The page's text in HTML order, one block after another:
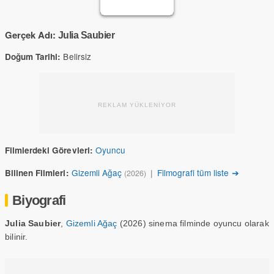
Gerçek Adı: Julia Saubier
Doğum Tarihi: Belirsiz
REKLAM YÜKLENİYOR
Filmlerdeki Görevleri: Oyuncu
Bilinen Filmleri: Gizemli Ağaç (2026) | Filmografi tüm liste ➔
Biyografi
Julia Saubier, Gizemli Ağaç (2026) sinema filminde oyuncu olarak
bilinir.